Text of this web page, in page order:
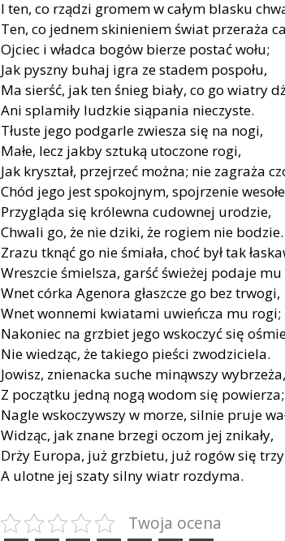
I ten, co rządzi gromem w całym blasku
Ten, co jednem skinieniem świat przeraża
Ojciec i władca bogów bierze postać wołu;
Jak pyszny buhaj igra ze stadem pospołu,
Ma sierść, jak ten śnieg biały, co go wiatry
Ani splamiły ludzkie siąpania nieczyste.
Tłuste jego podgarle zwiesza się na nogi,
Małe, lecz jakby sztuką utoczone rogi,
Jak kryształ, przejrzeć można; nie zagraża
Chód jego jest spokojnym, spojrzenie
Przygląda się królewna cudownej urodzie,
Chwali go, że nie dziki, że rogiem nie bodzie.
Zrazu tknąć go nie śmiała, choć był tak
Wreszcie śmielsza, garść świeżej podaje
Wnet córka Agenora głaszcze go bez trwogi,
Wnet wonnemi kwiatami uwieńcza mu rogi;
Nakoniec na grzbiet jego wskoczyć się
Nie wiedząc, że takiego pieści zwodziciela.
Jowisz, znienacka suche minąwszy wybrzeża,
Z początku jedną nogą wodom się powierza;
Nagle wskoczywszy w morze, silnie pruje
Widząc, jak znane brzegi oczom jej znikały,
Drży Europa, już grzbietu, już rogów się
A ulotne jej szaty silny wiatr rozdyma.
Twoja ocena